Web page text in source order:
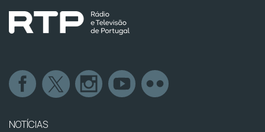
NOTÍCIAS